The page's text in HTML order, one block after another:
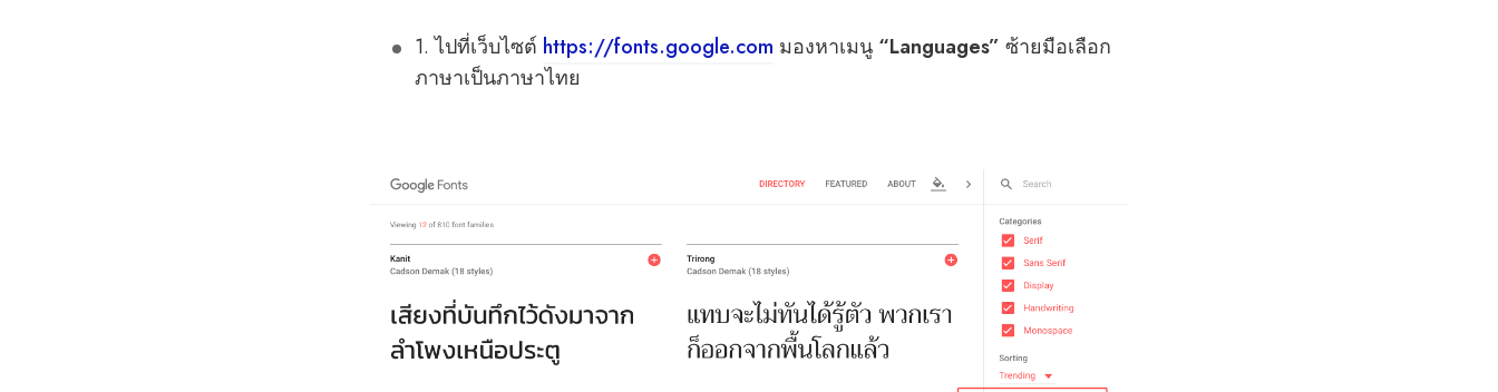
1. ไปที่เว็บไซต์ https://fonts.google.com มองหาเมนู “Languages” ซ้ายมือเลือก
ภาษาเป็นภาษาไทย